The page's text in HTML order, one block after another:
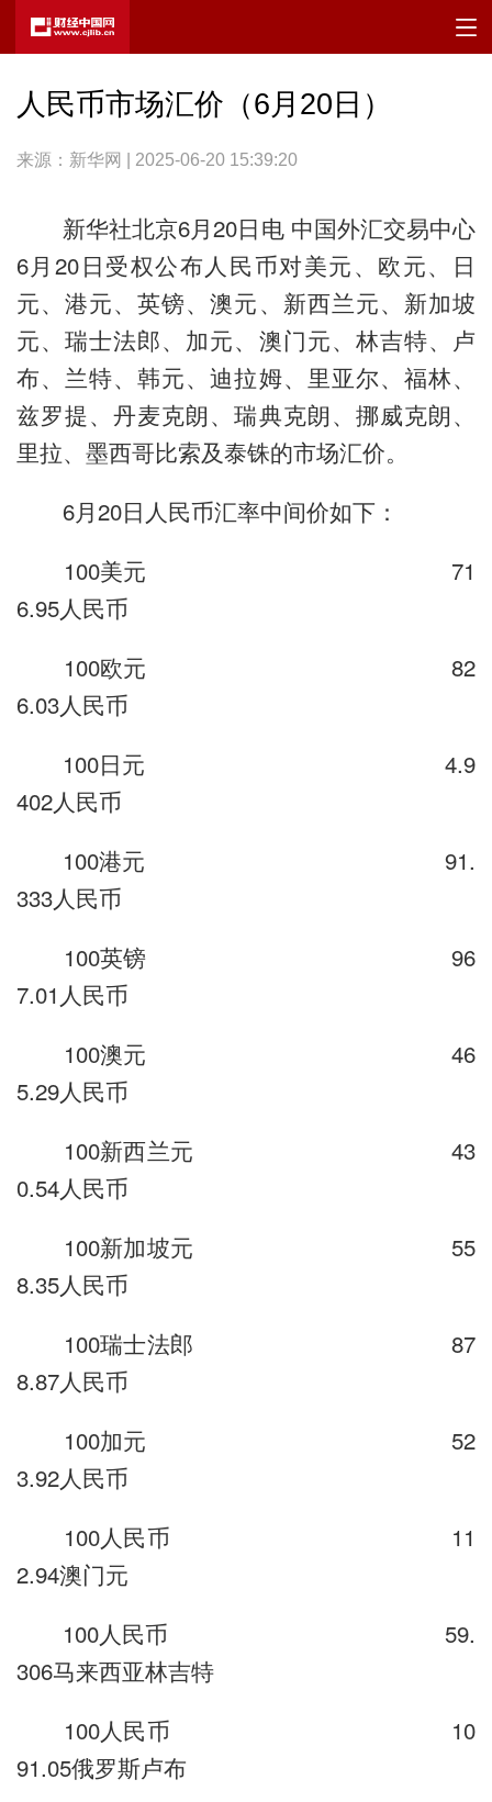
人民币市场汇价（6月20日）
来源：新华网 | 2025-06-20 15:39:20
新华社北京6月20日电 中国外汇交易中心
6月20日受权公布人民币对美元、欧元、日
元、港元、英镑、澳元、新西兰元、新加坡
元、瑞士法郎、加元、澳门元、林吉特、卢
布、兰特、韩元、迪拉姆、里亚尔、福林、
兹罗提、丹麦克朗、瑞典克朗、挪威克朗、
里拉、墨西哥比索及泰铢的市场汇价。
6月20日人民币汇率中间价如下：
100美元 71
6.95人民币
100欧元 82
6.03人民币
100日元 4.9
402人民币
100港元 91.
333人民币
100英镑 96
7.01人民币
100澳元 46
5.29人民币
100新西兰元 43
0.54人民币
100新加坡元 55
8.35人民币
100瑞士法郎 87
8.87人民币
100加元 52
3.92人民币
100人民币 11
2.94澳门元
100人民币 59.
306马来西亚林吉特
100人民币 10
91.05俄罗斯卢布